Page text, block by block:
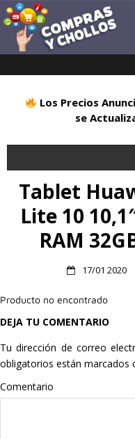
Los Precios
se
Inicio
Alimentación
Hogar
Informática
Listas
Tablet
Lite 10
RAM
17/01 2020
Producto no encontrado
DEJA TU COMENTARIO
Tu dirección de correo
obligatorios están marcados
Comentario